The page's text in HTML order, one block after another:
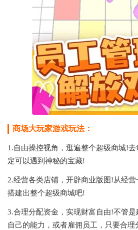
商场大玩家游戏玩法：
1.自由操控视角，逛遍整个超级商城!
定可以遇到神秘的宝藏!
2.经营各类店铺，开辟商业版图!从经
搭建出整个超级商城吧!
3.合理分配资金，实现财富自由!不管
自己的能力，或者雇佣员工，只要合